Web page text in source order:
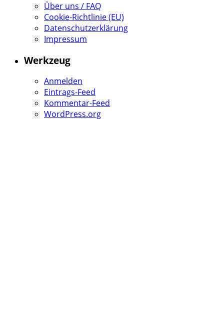
Über uns / FAQ
Cookie-Richtlinie (EU)
Datenschutzerklärung
Impressum
Werkzeug
Anmelden
Eintrags-Feed
Kommentar-Feed
WordPress.org